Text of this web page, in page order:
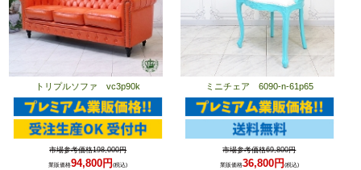
トリプルソファ vc3p90k
市場参考価格198,000円
業販価格94,800円(税込)
ミニチェア 6090-n-61p65
市場参考価格69,800円
業販価格36,800円(税込)